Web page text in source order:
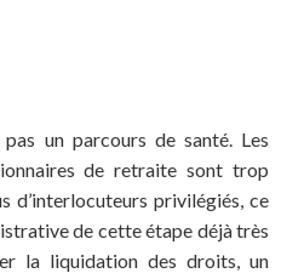
un parcours de santé. Les
de retraite sont trop
d’interlocuteurs privilégiés, ce
de cette étape déjà très
la liquidation des droits, un